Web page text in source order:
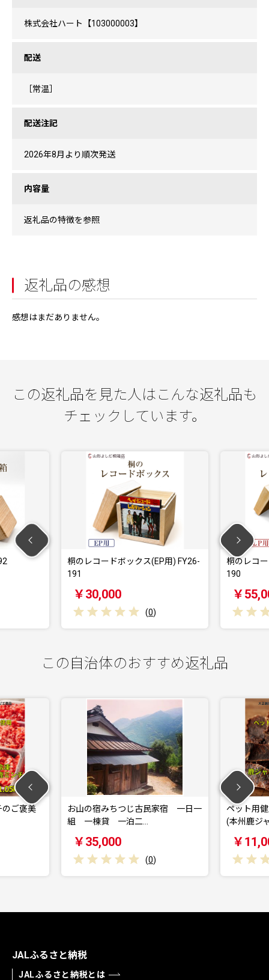
株式会社ハート【103000003】
配送
［常温］
配送注記
2026年8月より順次発送
内容量
返礼品の特徴を参照
返礼品の感想
感想はまだありません。
この返礼品を見た人はこんな返礼品も
チェックしています。
桐のレコードボックス(EP用) FY26-
191
￥30,000
(0)
桐のレコ
190
￥
この自治体のおすすめ返礼品
のご褒美
お山の宿みちつじ古民家宿 一日一
組 一棟貸 一泊二…
￥35,000
(0)
ペット用
(本州鹿ジ
￥
JALふるさと納税
JALふるさと納税とは